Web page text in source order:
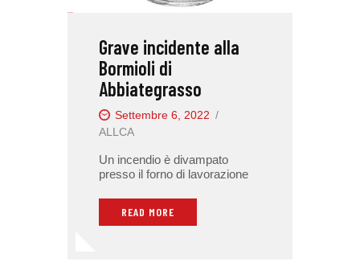
Grave incidente alla
Bormioli di
Abbiategrasso
Settembre 6, 2022
ALLCA
Un incendio è divampato
presso il forno di lavorazione
READ MORE